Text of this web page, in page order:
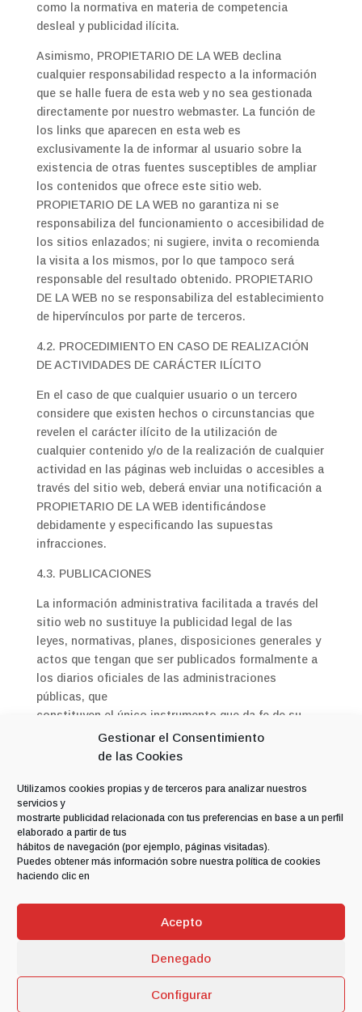
Gestionar el Consentimiento
de las Cookies
Utilizamos cookies propias y de terceros para analizar nuestros
servicios y
mostrarte publicidad relacionada con tus preferencias en base a un perfil
elaborado a partir de tus
hábitos de navegación (por ejemplo, páginas visitadas).
Puedes obtener más información sobre nuestra política de cookies
haciendo clic en
Acepto
Denegado
Configurar
como la normativa en materia de competencia
desleal y publicidad ilícita.
Asimismo, PROPIETARIO DE LA WEB declina
cualquier responsabilidad respecto a la información
que se halle fuera de esta web y no sea gestionada
directamente por nuestro webmaster. La función de
los links que aparecen en esta web es
exclusivamente la de informar al usuario sobre la
existencia de otras fuentes susceptibles de ampliar
los contenidos que ofrece este sitio web.
PROPIETARIO DE LA WEB no garantiza ni se
responsabiliza del funcionamiento o accesibilidad de
los sitios enlazados; ni sugiere, invita o recomienda
la visita a los mismos, por lo que tampoco será
responsable del resultado obtenido. PROPIETARIO
DE LA WEB no se responsabiliza del establecimiento
de hipervínculos por parte de terceros.
4.2. PROCEDIMIENTO EN CASO DE REALIZACIÓN
DE ACTIVIDADES DE CARÁCTER ILÍCITO
En el caso de que cualquier usuario o un tercero
considere que existen hechos o circunstancias que
revelen el carácter ilícito de la utilización de
cualquier contenido y/o de la realización de cualquier
actividad en las páginas web incluidas o accesibles a
través del sitio web, deberá enviar una notificación a
PROPIETARIO DE LA WEB identificándose
debidamente y especificando las supuestas
infracciones.
4.3. PUBLICACIONES
La información administrativa facilitada a través del
sitio web no sustituye la publicidad legal de las
leyes, normativas, planes, disposiciones generales y
actos que tengan que ser publicados formalmente a
los diarios oficiales de las administraciones
públicas, que
constituyen el único instrumento que da fe de su
autenticidad y contenido. La información disponible
en este sitio web debe entenderse como una guía sin
5. LEGISLACIÓN APLICABLE
Las condiciones presentes se regirán por la
legislación española vigente. La lengua utilizada será
el Castellano.
Política de Privacidad
Política de Cookies